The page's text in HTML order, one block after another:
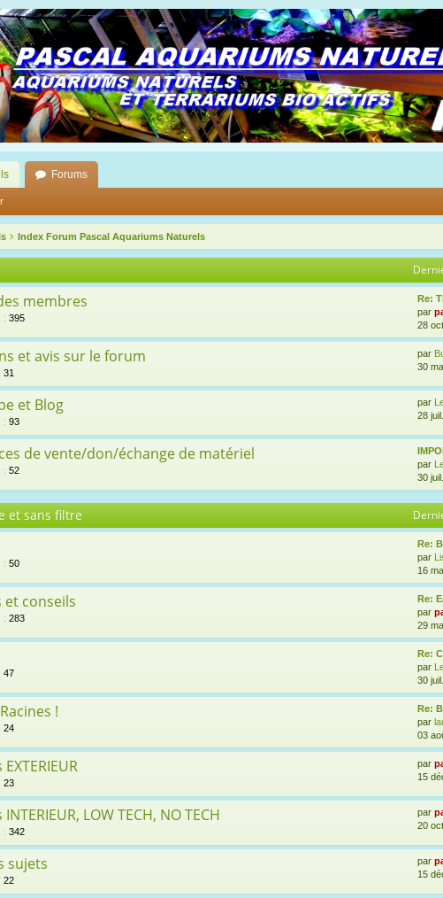
Forums
Index Forum Pascal Aquariums Naturels
membres
: 395
Re:
par
28
et avis sur le forum
31
par
30
et Blog
: 93
par
28
de vente/don/échange de matériel
: 52
par
30
et sans filtre
: 50
Re:
par
16
et conseils
: 283
Re:
par
29
47
Re:
par
30
!
24
Re:
par
03
23
par
15
LOW TECH, NO TECH
: 342
par
20
sujets
22
par
15